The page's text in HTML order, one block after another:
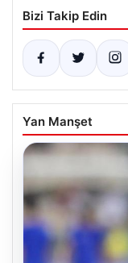
Bizi Takip Edin
Yan Manşet